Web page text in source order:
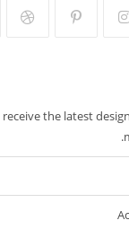
the latest